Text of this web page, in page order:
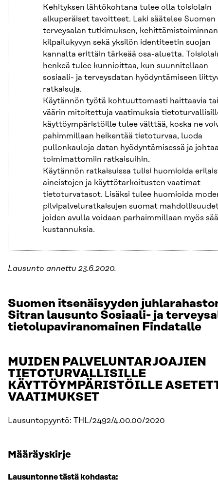
Kehityksen lähtökohtana tulee olla toisiolain
alkuperäiset tavoitteet. Laki säätelee Suomen
terveysalan tutkimuksen,
kilpailukyvyn sekä yksilön identiteetin suojan
kannalta erittäin tärkeää osa-aluetta.
henkeä tulee kunnioittaa, kun suunnitellaan
sosiaali- ja terveysdatan hyödyntämiseen
ratkaisuja.
Käytännön työtä kohtuuttomasti haittaavia tai
väärin mitoitettuja vaatimuksia
käyttöympäristöille tulee välttää, koska ne
pahimmillaan heikentää tietoturvaa, luoda
pullonkauloja datan hyödyntämisessä ja
toimimattomiin ratkaisuihin.
Käytännön ratkaisuissa tulisi huomioida
aineistojen ja käyttötarkoitusten vaatimat
tietoturvatasot. Lisäksi tulee huomioida
pilvipalveluratkaisujen suomat
joiden avulla voidaan parhaimmillaan myös
kustannuksia.
Lausunto annettu 23.6.2020.
Suomen itsenäisyyden
Sitran lausunto Sosiaali- ja
tietolupaviranomainen Findatalle
MUIDEN PALVELUNTARJOAJIEN
TIETOTURVALLISILLE
KÄYTTÖYMPÄRISTÖILLE
VAATIMUKSET
Lausuntopyyntö: THL/2492/4.00.00/2020
Määräyskirje
Lausuntonne tästä kohdasta: